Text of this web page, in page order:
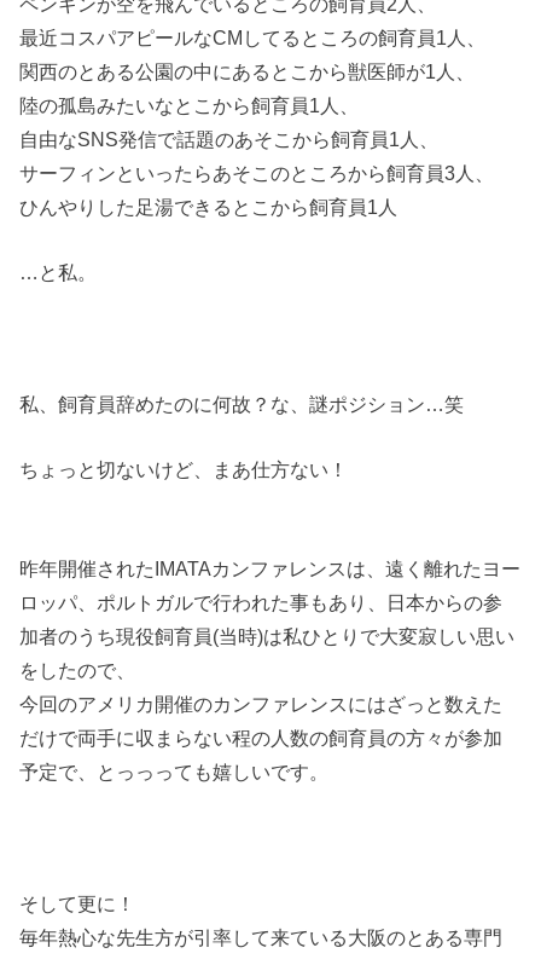
最近コスパアピールなCMしてるところの飼育員1人、
関西のとある公園の中にあるとこから獣医師が1人、
陸の孤島みたいなとこから飼育員1人、
自由なSNS発信で話題のあそこから飼育員1人、
サーフィンといったらあそこのところから飼育員3人、
ひんやりした足湯できるとこから飼育員1人
…と私。
私、飼育員辞めたのに何故？な、謎ポジション…笑
ちょっと切ないけど、まあ仕方ない！
昨年開催されたIMATAカンファレンスは、遠く離れたヨー
ロッパ、ポルトガルで行われた事もあり、日本からの参
加者のうち現役飼育員(当時)は私ひとりで大変寂しい思い
をしたので、
今回のアメリカ開催のカンファレンスにはざっと数えた
だけで両手に収まらない程の人数の飼育員の方々が参加
予定で、とっっっても嬉しいです。
そして更に！
毎年熱心な先生方が引率して来ている大阪のとある専門